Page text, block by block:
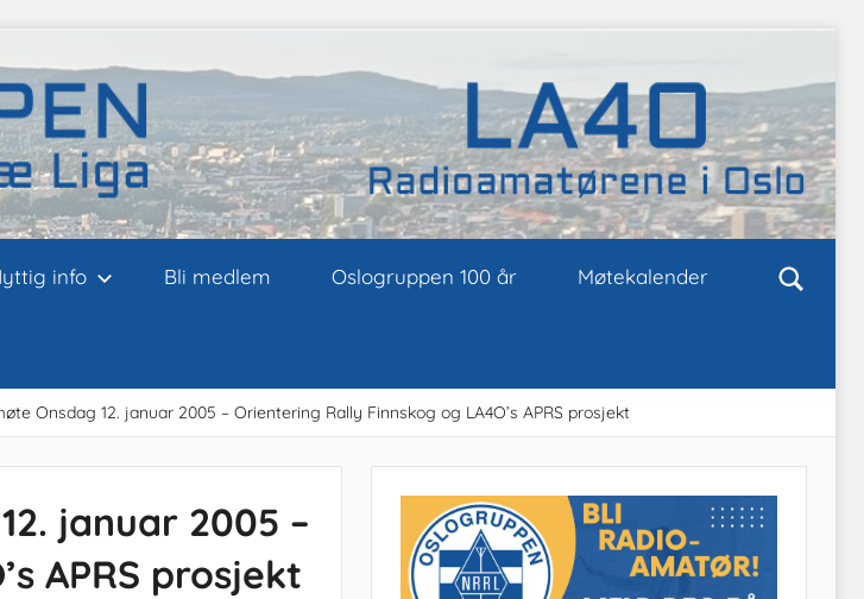
info Bli medlem Oslogruppen 100 år Møtekalender
Onsdag 12. januar 2005 – Orientering Rally Finnskog og LA4O’s APRS prosjekt
januar 2005 –
APRS prosjekt